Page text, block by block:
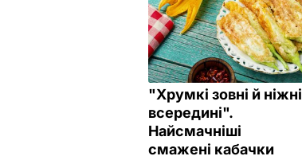
"Хрумкі зовні й ніжні
всередині".
Найсмачніші
смажені кабачки